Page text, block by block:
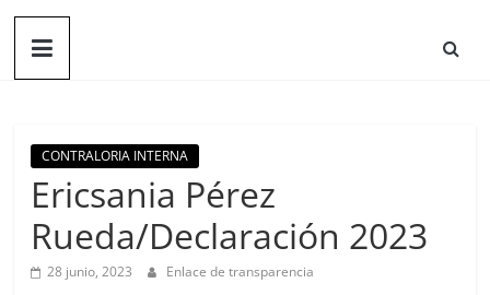
CONTRALORIA INTERNA
Ericsania Pérez
Rueda/Declaración 2023
28 junio, 2023 Enlace de transparencia